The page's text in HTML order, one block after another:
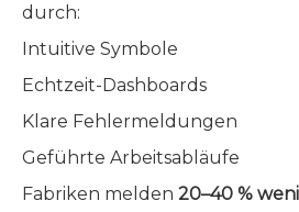
durch:
Intuitive Symbole
Echtzeit-Dashboards
Klare Fehlermeldungen
Geführte Arbeitsabläufe
Fabriken melden 20–40 %